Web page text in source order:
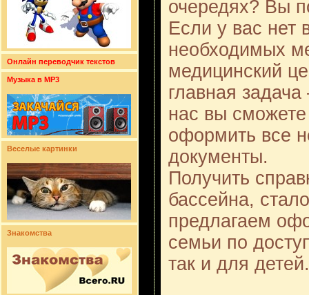
Онлайн переводчик текстов
Музыка в MP3
Веселые картинки
Знакомства
очередях? Вы
Если у вас нет
необходимых
медицинский
главная
нас вы
оформить все
документы.
Получить
бассейна,
предлагаем
семьи по
так и для детей.